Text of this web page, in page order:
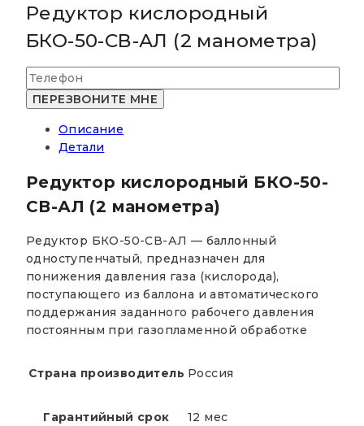
Редуктор кислородный
БКО-50-СВ-АЛ (2 манометра)
Описание
Детали
Редуктор кислородный БКО-50-
СВ-АЛ (2 манометра)
Редуктор БКО-50-СВ-АЛ — баллонный
одноступенчатый, предназначен для
понижения давления газа (кислорода),
поступающего из баллона и автоматического
поддержания заданного рабочего давления
постоянным при газопламенной обработке
Страна производитель Россия
Гарантийный срок 12 мес